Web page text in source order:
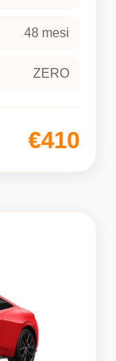
48 mesi
ZERO
€410